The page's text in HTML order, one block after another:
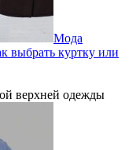
Мода
выбрать куртку или
верхней одежды